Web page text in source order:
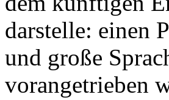
darstelle: einen
und große
vorangetrieben